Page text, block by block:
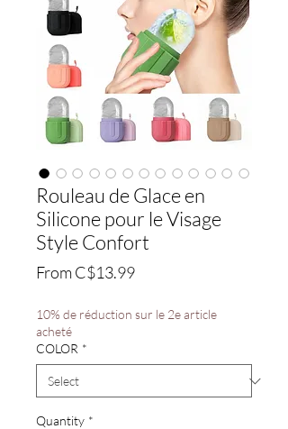
Rouleau de Glace en
Silicone pour le Visage
Style Confort
FromC$13.99Sale
10% de réduction sur le 2e article
acheté
COLOR *
Quantity *